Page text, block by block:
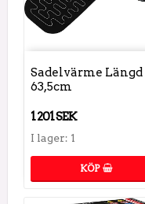
Sadelvärme Längd
63,5cm
1 201 SEK
I lager: 1
KÖP